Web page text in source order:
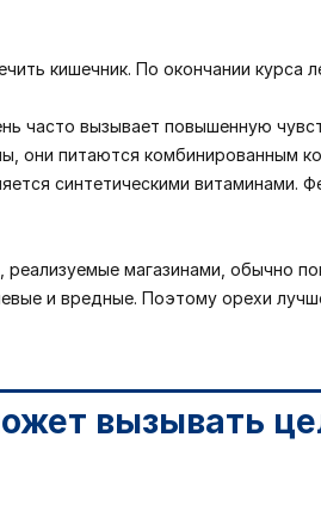
кишечник. По окончании
часто вызывает повышенную
они питаются комбинированным
синтетическими
реализуемые магазинами, обычно
и вредные. Поэтому орехи